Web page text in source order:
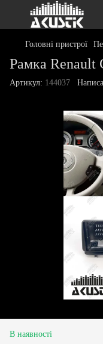
Головні пристрої
Pамка Renault
Артикул: 144037
В наявності